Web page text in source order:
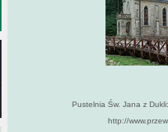
Pustelnia Św. Jana z
http://